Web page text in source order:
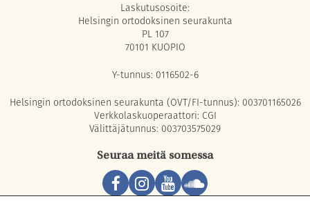
Laskutusosoite:
Helsingin ortodoksinen seurakunta
PL 107
70101 KUOPIO
Y-tunnus: 0116502-6
Helsingin ortodoksinen seurakunta (OVT/FI-tunnus): 003701165026
Verkkolaskuoperaattori: CGI
Välittäjätunnus: 003703575029
Seuraa meitä somessa